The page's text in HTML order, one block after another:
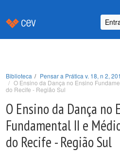
Biblioteca
Pensar a Prática v. 18, n 2,
O Ensino da Dança no Ensino
do Recife - Região Sul
O Ensino da Dança no
Fundamental II e
do Recife - Região Sul